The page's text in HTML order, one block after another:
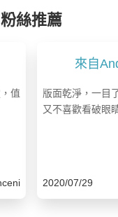
絲推薦
值
來自
版面乾淨，一目
又不喜歡看破眼
2020/07/29